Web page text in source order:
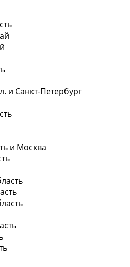
и Санкт-Петербург
и Москва